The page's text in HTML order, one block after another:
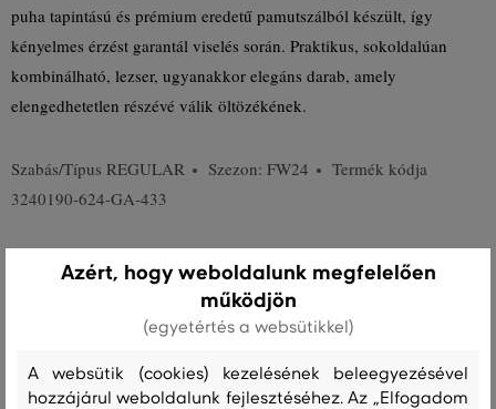
puha tapintású és prémium eredetű pamutszálból készült, így
kényelmes érzést garantál viselés során. Praktikus, sokoldalúan
kombinálható, lezser, ugyanakkor elegáns darab, amely
elengedhetetlen részévé válik öltözékének.
Szabás/Típus REGULAR Szezon: FW24
Termék kódja
3240190-624-GA-433
Összetétel
100 %
Azért, hogy weboldalunk megfelelően
működjön
(egyetértés a websütikkel)
A websütik (cookies) kezelésének beleegyezésével
hozzájárul weboldalunk fejlesztéséhez. Az „Elfogadom